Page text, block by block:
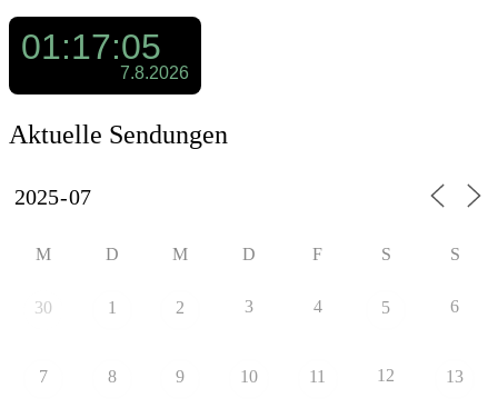
Aktuelle Sendungen
M D M D F S S
30 1 2 3 4 5 6
7 8 9 10 11 12 13